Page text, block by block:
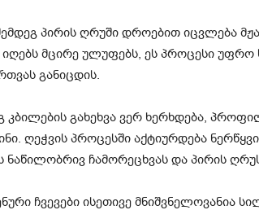
პირის ღრუში დროებით იცვლება
მცირე ულუფებს, ეს პროცესი
განიცდის.
კბილების გახეხვა ვერ ხერხდება,
ღეჭვის პროცესში აქტიურდება
ნაწილობრივ ჩამორეცხვას და პირის
ჩვევები ისეთივე მნიშვნელოვანია